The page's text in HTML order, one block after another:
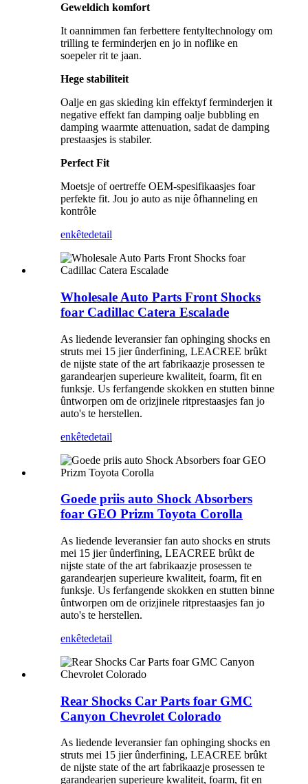
Geweldich komfort
It oannimmen fan ferbettere fentyltechnology om
trilling te ferminderjen en jo in noflike en
soepeler rit te jaan.
Hege stabiliteit
Oalje en gas skieding kin effektyf ferminderjen it
negative effekt fan damping oalje bubbling en
damping waarmte attenuation, sadat de damping
prestaasjes is stabiler.
Perfect Fit
Moetsje of oertreffe OEM-spesifikaasjes foar
perfekte fit. Jou jo auto as nije ôfhanneling en
kontrôle
enkêtedetail
Wholesale Auto Parts Front Shocks
foar Cadillac Catera Escalade
As liedende leveransier fan ophinging shocks en
struts mei 15 jier ûnderfining, LEACREE brûkt
de nijste state of the art fabrikaazje prosessen te
garandearjen superieure kwaliteit, foarm, fit en
funksje. Us ferfangende skokken en stutten binne
ûntworpen om de orizjinele ritprestaasjes fan jo
auto's te herstellen.
enkêtedetail
Goede priis auto Shock Absorbers
foar GEO Prizm Toyota Corolla
As liedende leveransier fan auto shocks en struts
mei 15 jier ûnderfining, LEACREE brûkt de
nijste state of the art fabrikaazje prosessen te
garandearjen superieure kwaliteit, foarm, fit en
funksje. Us ferfangende skokken en stutten binne
ûntworpen om de orizjinele ritprestaasjes fan jo
auto's te herstellen.
enkêtedetail
Rear Shocks Car Parts foar GMC
Canyon Chevrolet Colorado
As liedende leveransier fan ophinging shocks en
struts mei 15 jier ûnderfining, LEACREE brûkt
de nijste state of the art fabrikaazje prosessen te
garandearjen superieure kwaliteit, foarm, fit en